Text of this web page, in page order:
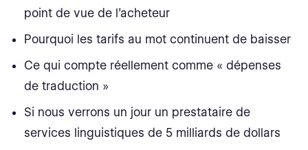
point de vue de l’acheteur
Pourquoi les tarifs au mot continuent de baisser
Ce qui compte réellement comme « dépenses
de traduction »
Si nous verrons un jour un prestataire de
services linguistiques de 5 milliards de dollars